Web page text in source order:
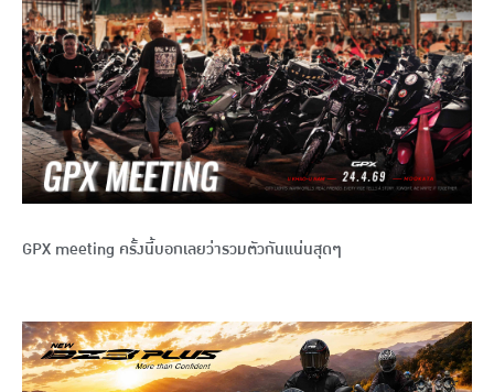
GPX meeting ครั้งนี้บอกเลยว่ารวมตัวกันแน่นสุดๆ